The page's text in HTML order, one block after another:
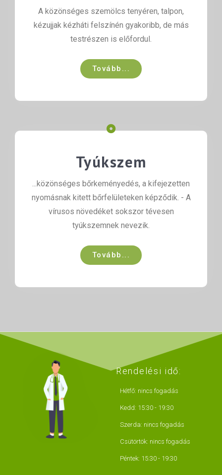
A közönséges szemölcs tenyéren, talpon,
kézujjak kézháti felszínén gyakoribb, de más
testrészen is előfordul.
Tovább...
Tyúkszem
...közönséges bőrkeményedés, a kifejezetten
nyomásnak kitett bőrfelületeken képződik. - A
vírusos növedéket sokszor tévesen
tyúkszemnek nevezik.
Tovább...
Rendelési idő:
Hétfő: nincs fogadás
Kedd: 15:30 - 19:30
Szerda: nincs fogadás
Csütörtök: nincs fogadás
Péntek: 15:30 - 19:30